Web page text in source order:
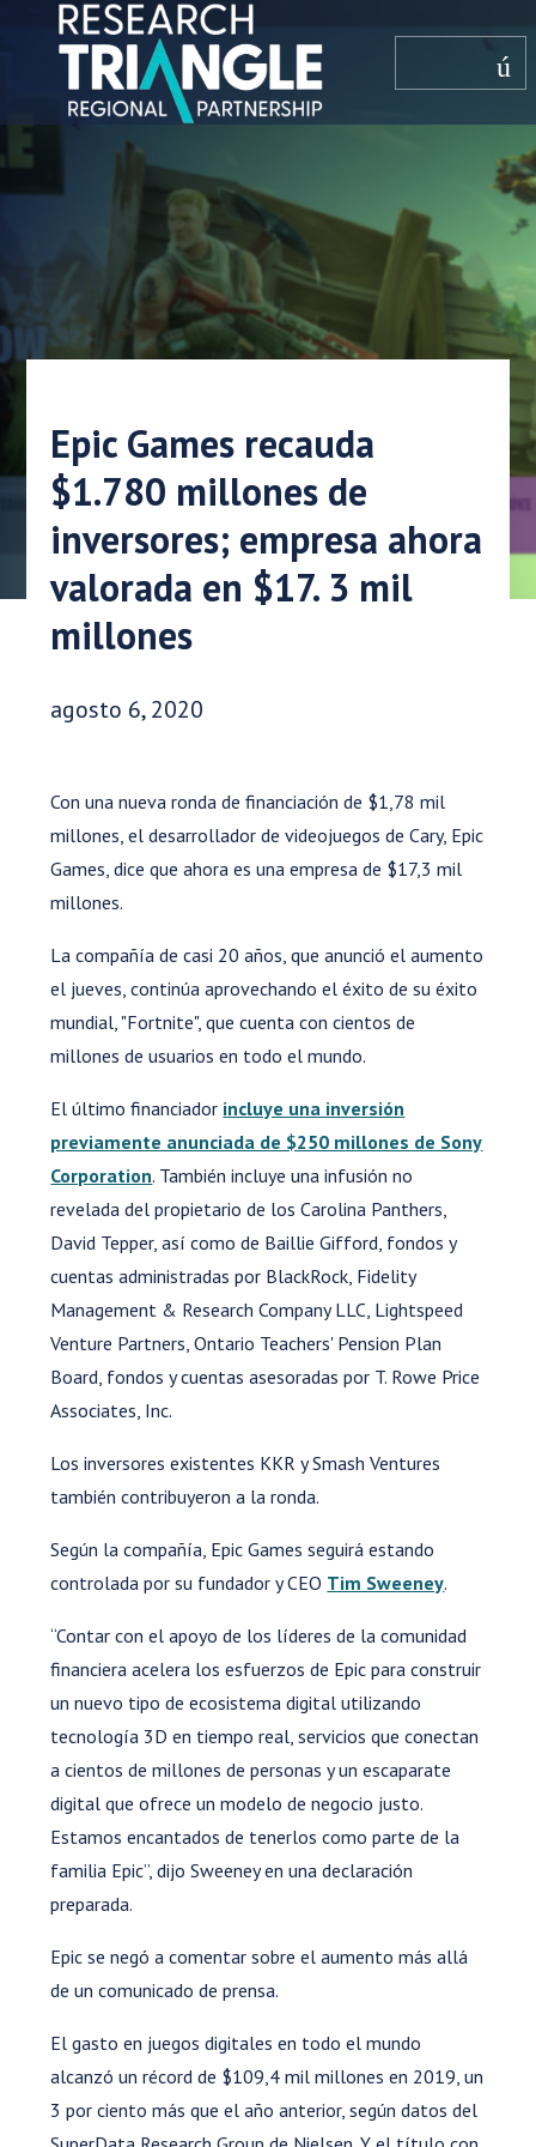
saltar al contenido
menú
Epic Games recauda
$1.780 millones de
inversores; empresa ahora
valorada en $17. 3 mil
millones
Fecha de publicación:
agosto 6, 2020
Con una nueva ronda de financiación de $1,78 mil
millones, el desarrollador de videojuegos de Cary, Epic
Games, dice que ahora es una empresa de $17,3 mil
millones.
La compañía de casi 20 años, que anunció el aumento
el jueves, continúa aprovechando el éxito de su éxito
mundial, "Fortnite", que cuenta con cientos de
millones de usuarios en todo el mundo.
El último financiador incluye una inversión
previamente anunciada de $250 millones de Sony
Corporation. También incluye una infusión no
revelada del propietario de los Carolina Panthers,
David Tepper, así como de Baillie Gifford, fondos y
cuentas administradas por BlackRock, Fidelity
Management & Research Company LLC, Lightspeed
Venture Partners, Ontario Teachers' Pension Plan
Board, fondos y cuentas asesoradas por T. Rowe Price
Associates, Inc.
Los inversores existentes KKR y Smash Ventures
también contribuyeron a la ronda.
Según la compañía, Epic Games seguirá estando
controlada por su fundador y CEO Tim Sweeney.
“Contar con el apoyo de los líderes de la comunidad
financiera acelera los esfuerzos de Epic para construir
un nuevo tipo de ecosistema digital utilizando
tecnología 3D en tiempo real, servicios que conectan
a cientos de millones de personas y un escaparate
digital que ofrece un modelo de negocio justo.
Estamos encantados de tenerlos como parte de la
familia Epic”, dijo Sweeney en una declaración
preparada.
Epic se negó a comentar sobre el aumento más allá
de un comunicado de prensa.
El gasto en juegos digitales en todo el mundo
alcanzó un récord de $109,4 mil millones en 2019, un
3 por ciento más que el año anterior, según datos del